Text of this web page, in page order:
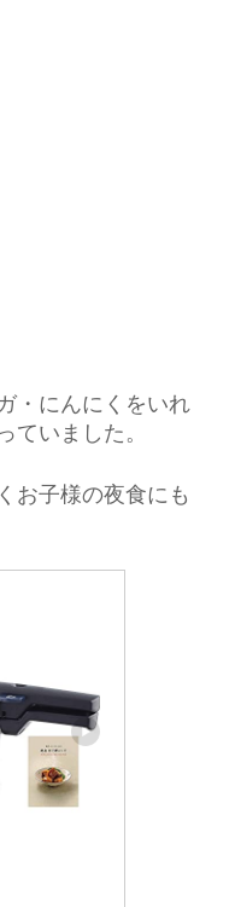
・にんにくをいれ
ていました。
お子様の夜食にも